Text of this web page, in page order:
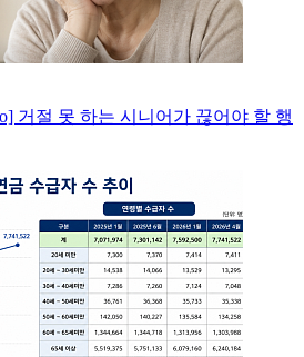
거절 못 하는 시니어가 끊어야 할 행